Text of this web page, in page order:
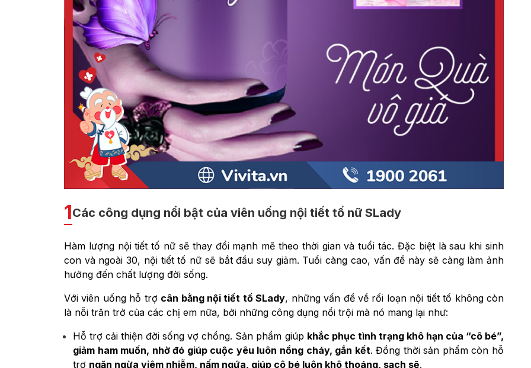
1Các công dụng nổi bật của viên uống nội tiết tố nữ SLady
Hàm lượng nội tiết tố nữ sẽ thay đổi mạnh mẽ theo thời gian và tuổi tác. Đặc biệt là sau khi sinh
con và ngoài 30, nội tiết tố nữ sẽ bắt đầu suy giảm. Tuổi càng cao, vấn đề này sẽ càng làm ảnh
hưởng đến chất lượng đời sống.
Với viên uống hỗ trợ cân bằng nội tiết tố SLady, những vấn đề về rối loạn nội tiết tố không còn
là nỗi trăn trở của các chị em nữa, bởi những công dụng nổi trội mà nó mang lại như:
Hỗ trợ cải thiện đời sống vợ chồng. Sản phẩm giúp khắc phục tình trạng khô hạn của “cô bé”,
giảm ham muốn, nhờ đó giúp cuộc yêu luôn nồng cháy, gắn kết. Đồng thời sản phẩm còn hỗ
trợ ngăn ngừa viêm nhiễm, nấm ngứa, giúp cô bé luôn khô thoáng, sạch sẽ.